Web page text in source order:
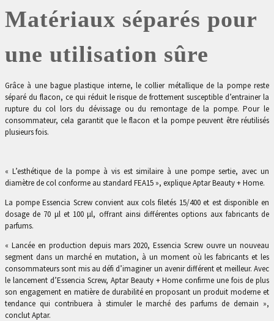
Matériaux séparés pour
une utilisation sûre
Grâce à une bague plastique interne, le collier métallique de la pompe reste
séparé du flacon, ce qui réduit le risque de frottement susceptible d’entrainer la
rupture du col lors du dévissage ou du remontage de la pompe. Pour le
consommateur, cela garantit que le flacon et la pompe peuvent être réutilisés
plusieurs fois.
« L’esthétique de la pompe à vis est similaire à une pompe sertie, avec un
diamètre de col conforme au standard FEA15 », explique Aptar Beauty + Home.
La pompe Essencia Screw convient aux cols filetés 15/400 et est disponible en
dosage de 70 μl et 100 μl, offrant ainsi différentes options aux fabricants de
parfums.
« Lancée en production depuis mars 2020, Essencia Screw ouvre un nouveau
segment dans un marché en mutation, à un moment où les fabricants et les
consommateurs sont mis au défi d’imaginer un avenir différent et meilleur. Avec
le lancement d’Essencia Screw, Aptar Beauty + Home confirme une fois de plus
son engagement en matière de durabilité en proposant un produit moderne et
tendance qui contribuera à stimuler le marché des parfums de demain »,
conclut Aptar.